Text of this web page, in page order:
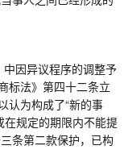
因异议程序的调整予
标法》第四十二条立
认为构成了“新的事
在规定的期限内不能提
条第二款保护，已构